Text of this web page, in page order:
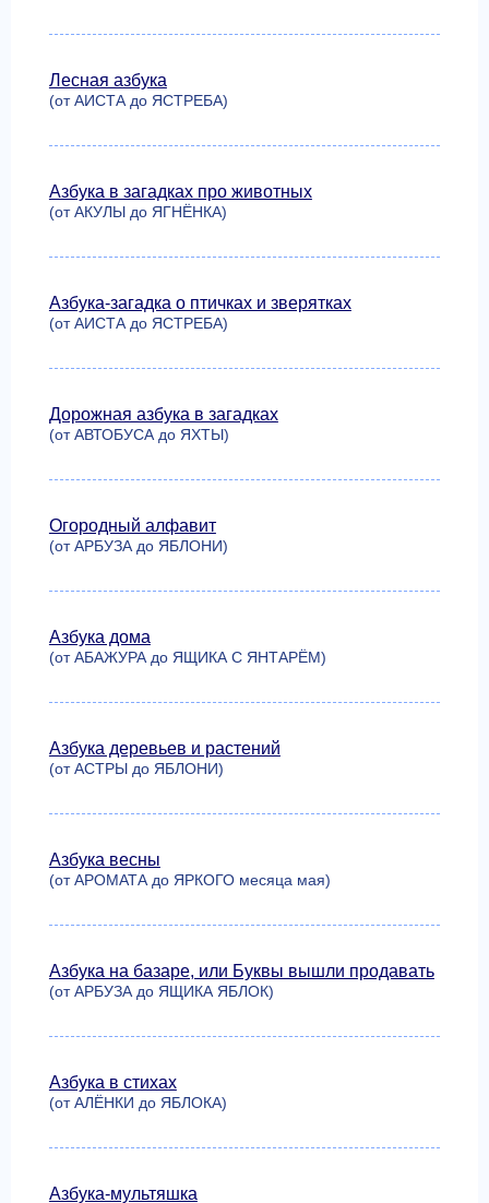
Лесная азбука
(от АИСТА до ЯСТРЕБА)
Азбука в загадках про животных
(от АКУЛЫ до ЯГНЁНКА)
Азбука-загадка о птичках и зверятках
(от АИСТА до ЯСТРЕБА)
Дорожная азбука в загадках
(от АВТОБУСА до ЯХТЫ)
Огородный алфавит
(от АРБУЗА до ЯБЛОНИ)
Азбука дома
(от АБАЖУРА до ЯЩИКА С ЯНТАРЁМ)
Азбука деревьев и растений
(от АСТРЫ до ЯБЛОНИ)
Азбука весны
(от АРОМАТА до ЯРКОГО месяца мая)
Азбука на базаре, или Буквы вышли продавать
(от АРБУЗА до ЯЩИКА ЯБЛОК)
Азбука в стихах
(от АЛЁНКИ до ЯБЛОКА)
Азбука-мультяшка